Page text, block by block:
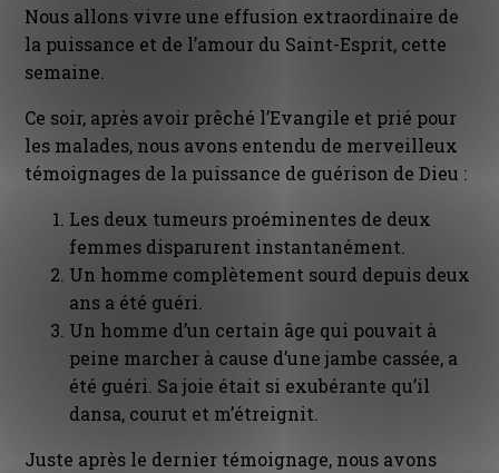
Nous allons vivre une effusion extraordinaire de
la puissance et de l’amour du Saint-Esprit, cette
semaine.
Ce soir, après avoir prêché l’Evangile et prié pour
les malades, nous avons entendu de merveilleux
témoignages de la puissance de guérison de Dieu :
Les deux tumeurs proéminentes de deux
femmes disparurent instantanément.
Un homme complètement sourd depuis deux
ans a été guéri.
Un homme d’un certain âge qui pouvait à
peine marcher à cause d’une jambe cassée, a
été guéri. Sa joie était si exubérante qu’il
dansa, courut et m’étreignit.
Juste après le dernier témoignage, nous avons